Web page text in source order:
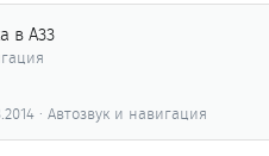
в A33
Автозвук и навигация